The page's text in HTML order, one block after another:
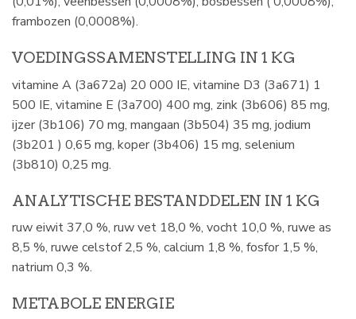
frambozen (0,0008%).
VOEDINGSSAMENSTELLING IN 1 KG
vitamine A (3a672a) 20 000 IE, vitamine D3 (3a671) 1
500 IE, vitamine E (3a700) 400 mg, zink (3b606) 85 mg,
ijzer (3b106) 70 mg, mangaan (3b504) 35 mg, jodium
(3b201 ) 0,65 mg, koper (3b406) 15 mg, selenium
(3b810) 0,25 mg.
ANALYTISCHE BESTANDDELEN IN 1 KG
ruw eiwit 37,0 %, ruw vet 18,0 %, vocht 10,0 %, ruwe as
8,5 %, ruwe celstof 2,5 %, calcium 1,8 %, fosfor 1,5 %,
natrium 0,3 %.
METABOLE ENERGIE